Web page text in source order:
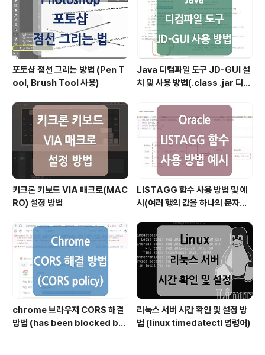
포토샵 점선 그리는 방법 (Pen T
ool, Brush Tool 사용)
Java 디컴파일 도구 JD-GUI 설
치 및 사용 방법(.class .jar 디컴
키크론 키보드 VIA 매크로(MAC
RO) 설정 방법
LISTAGG 함수 사용 방법 및 예
시(여러 행의 값을 하나의 문자열
chrome 브라우저 CORS 해결
방법 (has been blocked by
리눅스 서버 시간 확인 및 설정 방
법 (linux timedatectl 명령어)